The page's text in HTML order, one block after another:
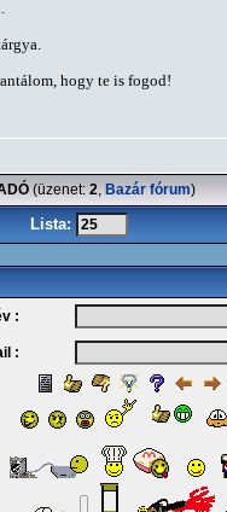
hogy te is fogod!
(üzenet: 2, Bazár fórum)
Lista:
:
: